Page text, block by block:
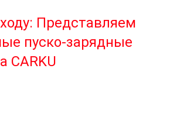
Представляем
пуско-зарядные
CARKU